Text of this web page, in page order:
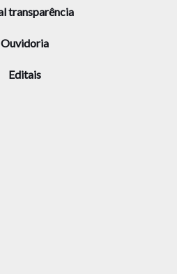
transparência
Ouvidoria
Editais